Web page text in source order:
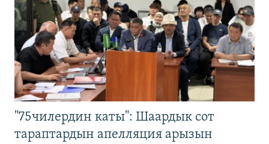
"75чилердин каты": Шаардык сот
тараптардын апелляция арызын